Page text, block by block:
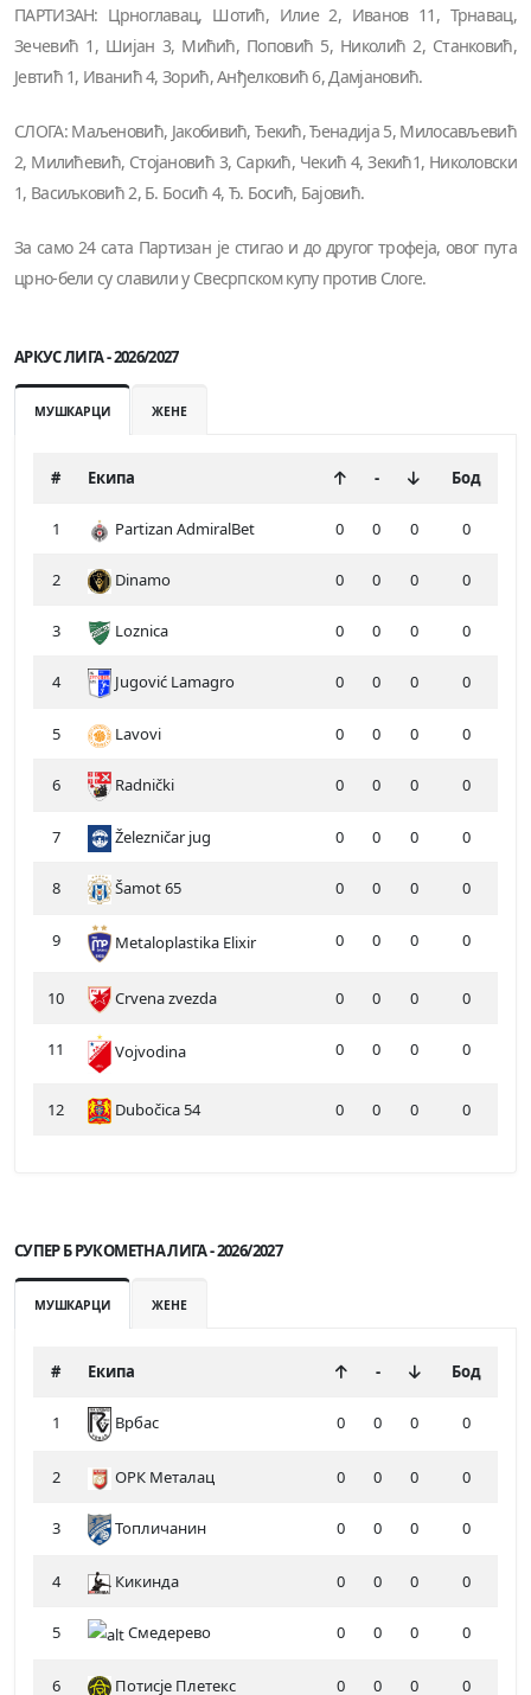
ПАРТИЗАН: Црноглавац, Шотић, Илие 2, Иванов 11, Трнавац,
Зечевић 1, Шијан 3, Мићић, Поповић 5, Николић 2, Станковић,
Јевтић 1, Иванић 4, Зорић, Анђелковић 6, Дамјановић.
СЛОГА: Маљеновић, Јакобивић, Ђекић, Ђенадија 5, Милосављевић
2, Милићевић, Стојановић 3, Саркић, Чекић 4, Зекић1, Николовски
1, Васиљковић 2, Б. Босић 4, Ђ. Босић, Бајовић.
За само 24 сата Партизан је стигао и до другог трофеја, овог пута
црно-бели су славили у Свесрпском купу против Слоге.
АРКУС ЛИГА - 2026/2027
МУШКАРЦИ ЖЕНЕ
# Екипа - Бод
1 Partizan AdmiralBet 0 0 0 0
2 Dinamo 0 0 0 0
3 Loznica 0 0 0 0
4 Jugović Lamagro 0 0 0 0
5 Lavovi 0 0 0 0
6 Radnički 0 0 0 0
7 Železničar jug 0 0 0 0
8 Šamot 65 0 0 0 0
9 Metaloplastika Elixir 0 0 0 0
10 Crvena zvezda 0 0 0 0
11 Vojvodina 0 0 0 0
12 Dubočica 54 0 0 0 0
СУПЕР Б РУКОМЕТНА ЛИГА - 2026/2027
МУШКАРЦИ ЖЕНЕ
# Екипа - Бод
1 Врбас 0 0 0 0
2 ОРК Металац 0 0 0 0
3 Топличанин 0 0 0 0
4 Кикинда 0 0 0 0
5 Смедерево 0 0 0 0
6 Потисје Плетекс 0 0 0 0